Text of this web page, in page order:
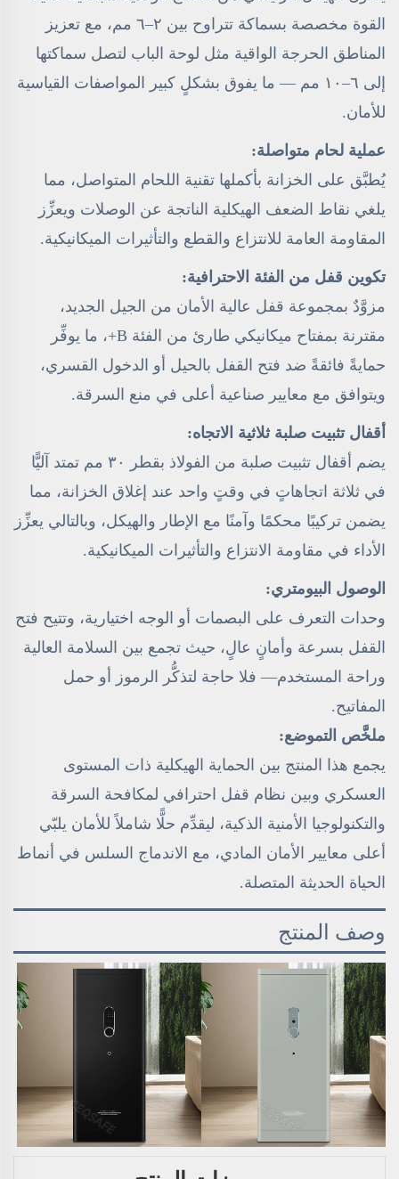
القوة مخصصة بسماكة تتراوح بين ٢–٦ مم، مع تعزيز
المناطق الحرجة الواقية مثل لوحة الباب لتصل سماكتها
إلى ٦–١٠ مم — ما يفوق بشكلٍ كبير المواصفات القياسية
للأمان.
عملية لحام متواصلة:
يُطبَّق على الخزانة بأكملها تقنية اللحام المتواصل، مما
يلغي نقاط الضعف الهيكلية الناتجة عن الوصلات ويعزِّز
المقاومة العامة للانتزاع والقطع والتأثيرات الميكانيكية.
تكوين قفل من الفئة الاحترافية:
مزوَّدٌ بمجموعة قفل عالية الأمان من الجيل الجديد،
مقترنة بمفتاح ميكانيكي طارئ من الفئة B+، ما يوفِّر
حمايةً فائقةً ضد فتح القفل بالحيل أو الدخول القسري،
ويتوافق مع معايير صناعية أعلى في منع السرقة.
أقفال تثبيت صلبة ثلاثية الاتجاه:
يضم أقفال تثبيت صلبة من الفولاذ بقطر ٣٠ مم تمتد آليًّا
في ثلاثة اتجاهاتٍ في وقتٍ واحد عند إغلاق الخزانة، مما
يضمن تركيبًا محكمًا وآمنًا مع الإطار والهيكل، وبالتالي يعزِّز
الأداء في مقاومة الانتزاع والتأثيرات الميكانيكية.
الوصول البيومتري:
وحدات التعرف على البصمات أو الوجه اختيارية، وتتيح فتح
القفل بسرعة وأمانٍ عالٍ، حيث تجمع بين السلامة العالية
وراحة المستخدم— فلا حاجة لتذكُّر الرموز أو حمل
المفاتيح.
ملخَّص التموضع:
يجمع هذا المنتج بين الحماية الهيكلية ذات المستوى
العسكري وبين نظام قفل احترافي لمكافحة السرقة
والتكنولوجيا الأمنية الذكية، ليقدِّم حلًّا شاملاً للأمان يلبّي
أعلى معايير الأمان المادي، مع الاندماج السلس في أنماط
الحياة الحديثة المتصلة.
وصف المنتج